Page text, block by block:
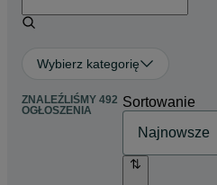
Wybierz kategorię
ZNALEŹLIŚMY 492
OGŁOSZENIA
Sortowanie